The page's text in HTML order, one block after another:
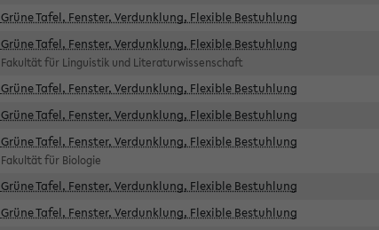
Grüne Tafel, Fenster, Verdunklung, Flexible Bestuhlung
Grüne Tafel, Fenster, Verdunklung, Flexible Bestuhlung
Fakultät für Linguistik und Literaturwissenschaft
Grüne Tafel, Fenster, Verdunklung, Flexible Bestuhlung
Grüne Tafel, Fenster, Verdunklung, Flexible Bestuhlung
Grüne Tafel, Fenster, Verdunklung, Flexible Bestuhlung
Fakultät für Biologie
Grüne Tafel, Fenster, Verdunklung, Flexible Bestuhlung
Grüne Tafel, Fenster, Verdunklung, Flexible Bestuhlung